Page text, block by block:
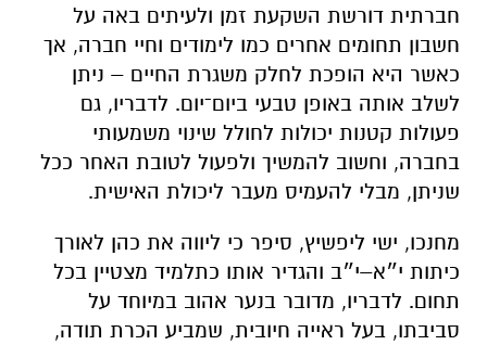
חברתית דורשת השקעת זמן ולעיתים באה על
חשבון תחומים אחרים כמו לימודים וחיי חברה, אך
כאשר היא הופכת לחלק משגרת החיים – ניתן
לשלב אותה באופן טבעי ביום־יום. לדבריו, גם
פעולות קטנות יכולות לחולל שינוי משמעותי
בחברה, וחשוב להמשיך ולפעול לטובת האחר ככל
שניתן, מבלי להעמיס מעבר ליכולת האישית.
מחנכו, ישי ליפשיץ, סיפר כי ליווה את כהן לאורך
כיתות י״א–י״ב והגדיר אותו כתלמיד מצטיין בכל
תחום. לדבריו, מדובר בנער אהוב במיוחד על
סביבתו, בעל ראייה חיובית, שמביע הכרת תודה,